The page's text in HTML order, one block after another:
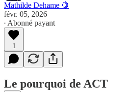
Mathilde Dehame 🍋
févr. 05, 2026
∙ Abonné payant
1
Le pourquoi de ACT